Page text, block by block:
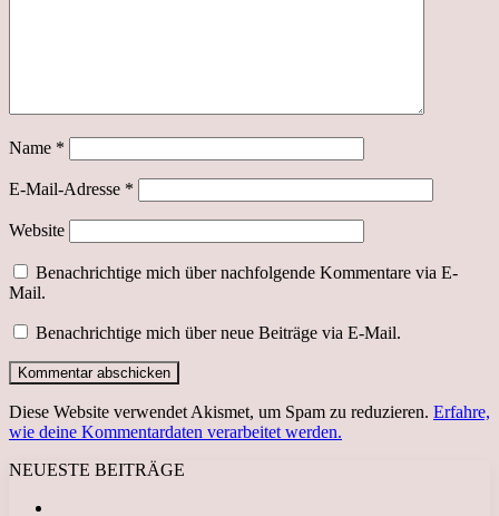
Name *
E-Mail-Adresse *
Website
Benachrichtige mich über nachfolgende Kommentare via E-
Mail.
Benachrichtige mich über neue Beiträge via E-Mail.
Diese Website verwendet Akismet, um Spam zu reduzieren. Erfahre,
wie deine Kommentardaten verarbeitet werden.
NEUESTE BEITRÄGE